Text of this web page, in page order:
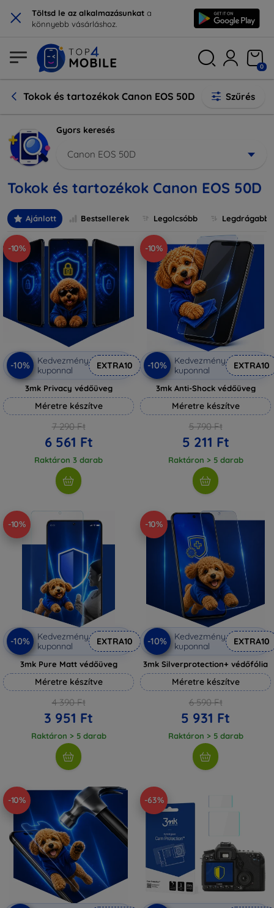
× Töltsd le az alkalmazásunkat a
könnyebb vásárláshoz.
0
Tokok és tartozékok Canon EOS 50D Szűrés
Gyors keresés
Canon EOS 50D
Tokok és tartozékok Canon EOS 50D
Ajánlott Bestsellerek Legolcsóbb Legdrágabb
-10%
-10%
Kedvezmény
kuponnal
EXTRA10
3mk Privacy védőüveg
Méretre készítve
7 290 Ft
6 561 Ft
Raktáron 3 darab
-10%
-10%
Kedvezmény
kuponnal
EXTRA10
3mk Anti-Shock védőüveg
Méretre készítve
5 790 Ft
5 211 Ft
Raktáron > 5 darab
-10%
-10%
Kedvezmény
kuponnal
EXTRA10
3mk Pure Matt védőüveg
Méretre készítve
4 390 Ft
3 951 Ft
Raktáron > 5 darab
-10%
-10%
Kedvezmény
kuponnal
EXTRA10
3mk Silverprotection+ védőfólia
Méretre készítve
6 590 Ft
5 931 Ft
Raktáron > 5 darab
-10% -63%